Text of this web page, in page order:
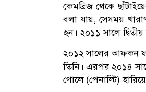
কেমব্রিজ থেকে
বলা যায়, সেসময়
হন। ২০১১ সালে
২০১২ সালের আফকন
তিনি। এরপর ২০১৪
গোলে (পেনাল্টি)